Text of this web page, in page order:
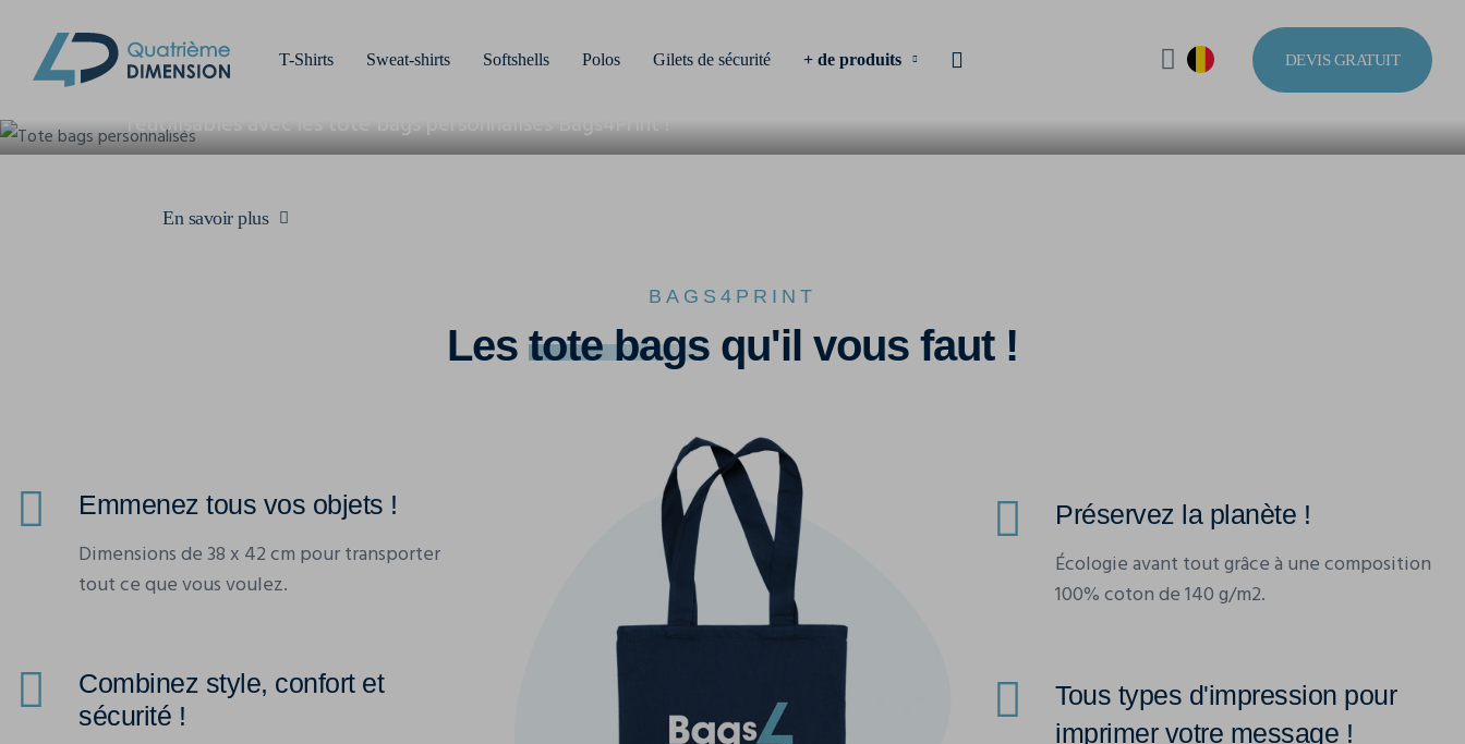
T-Shirts Sweat-shirts Softshells Polos Gilets de sécurité + de produits DEVIS GRATUIT
réutilisables avec les tote bags personnalisés Bags4Print !
En savoir plus
BAGS4PRINT
Les tote bags qu'il vous faut !
Emmenez tous vos objets !
Dimensions de 38 x 42 cm pour transporter
tout ce que vous voulez.
Combinez style, confort et
sécurité !
Préservez la planète !
Écologie avant tout grâce à une composition
100% coton de 140 g/m2.
Tous types d'impression pour
imprimer votre message !